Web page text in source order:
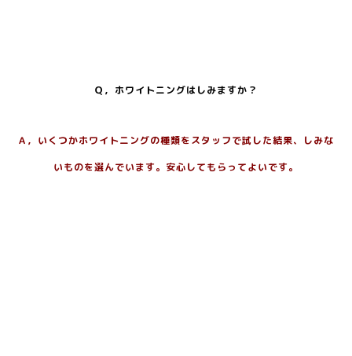
Ｑ，ホワイトニングはしみますか？
Ａ，いくつかホワイトニングの種類をスタッフで試した結果、しみな
いものを選んでいます。安心してもらってよいです。